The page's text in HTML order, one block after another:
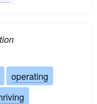
operating